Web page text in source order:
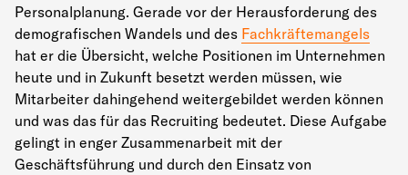
Personalplanung. Gerade vor der Herausforderung des
demografischen Wandels und des Fachkräftemangels
hat er die Übersicht, welche Positionen im Unternehmen
heute und in Zukunft besetzt werden müssen, wie
Mitarbeiter dahingehend weitergebildet werden können
und was das für das Recruiting bedeutet. Diese Aufgabe
gelingt in enger Zusammenarbeit mit der
Geschäftsführung und durch den Einsatz von